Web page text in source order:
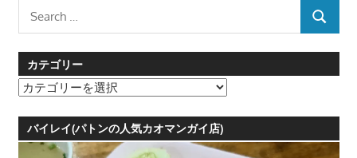
Search
for:
SEARCH
カテゴリー
カ
ゴ
リ
バイレイ(パトンの人気カオマンガイ店)